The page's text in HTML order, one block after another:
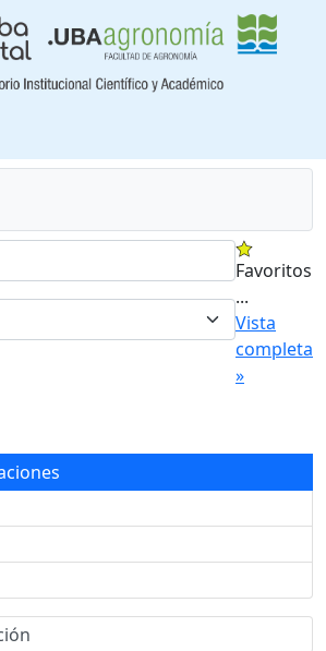
menú desplegable
Favoritos
...
Vista
completa
»